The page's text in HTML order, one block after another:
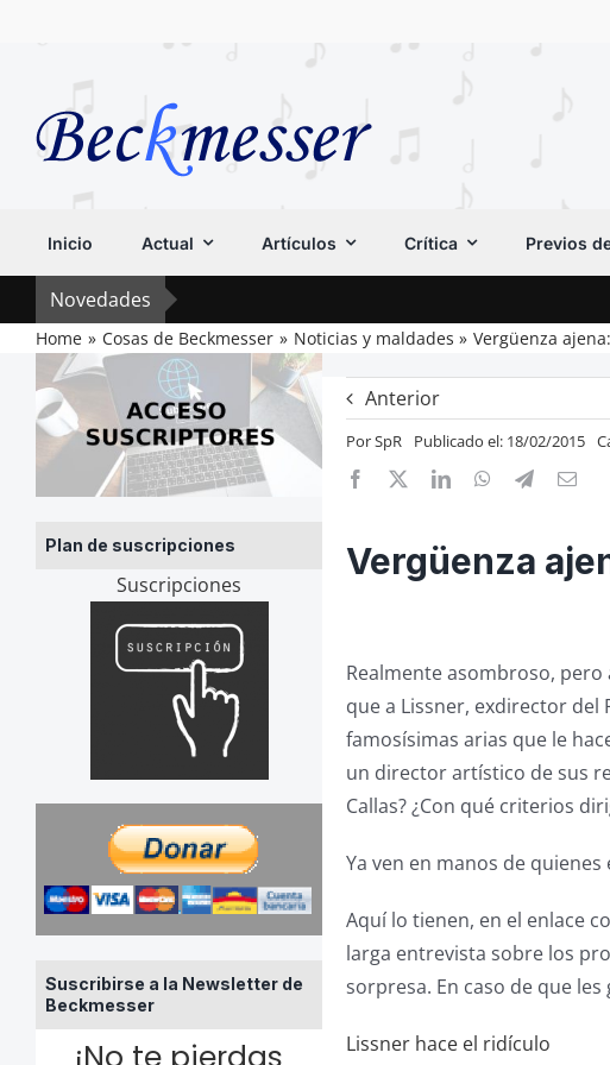
Inicio Actual Artículos Crítica Previos
Novedades
Home Cosas de Beckmesser Noticias y maldades Vergüenza
Plan de suscripciones
Suscripciones
Suscribirse a la Newsletter de
Beckmesser
Anterior
PorSpR Publicado el: 18/02/2015
Vergüenza
Realmente asombroso, pero
que a Lissner, exdirector del
famosísimas arias que le
un director artístico de sus
Callas? ¿Con qué criterios
Ya ven en manos de quienes
Aquí lo tienen, en el enlace
larga entrevista sobre los
sorpresa. En caso de que
Lissner hace el ridículo